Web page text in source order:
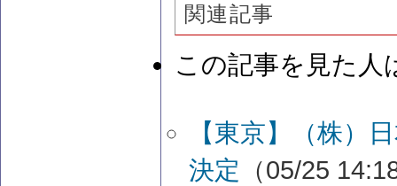
関連記事
この記事を見た人
【東京】（株）
決定 （05/25